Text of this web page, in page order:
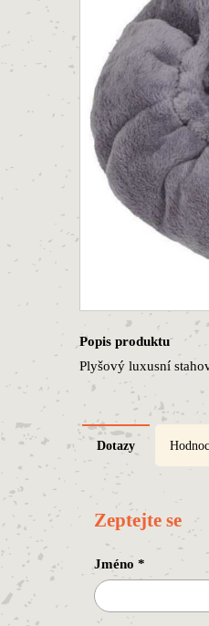
Popis produktu
Plyšový luxusní
Dotazy
Zeptejte se
Jméno *